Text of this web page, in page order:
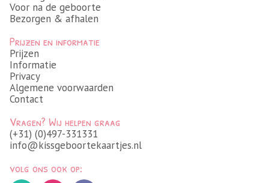
Voor na de geboorte
Bezorgen & afhalen
Prijzen en informatie
Prijzen
Informatie
Privacy
Algemene voorwaarden
Contact
Vragen? Wij helpen graag
(+31) (0)497-331331
info@kissgeboortekaartjes.nl
volg ons ook op: